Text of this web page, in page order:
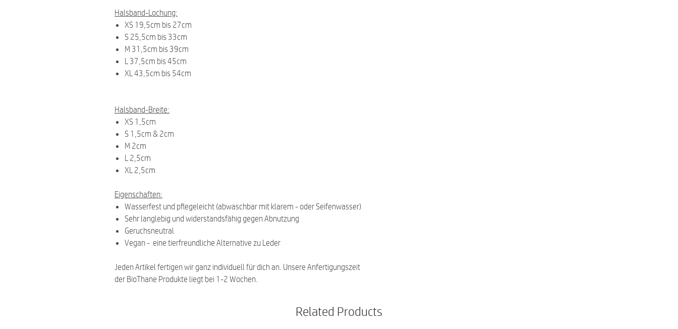
Halsband-Lochung:
XS 19,5cm bis 27cm
S 25,5cm bis 33cm
M 31,5cm bis 39cm
L 37,5cm bis 45cm
XL 43,5cm bis 54cm
Halsband-Breite:
XS 1,5cm
S 1,5cm & 2cm
M 2cm
L 2,5cm
XL 2,5cm
Eigenschaften:
Wasserfest und pflegeleicht (abwaschbar mit klarem - oder Seifenwasser)
Sehr langlebig und widerstandsfähig gegen Abnutzung
Geruchsneutral
Vegan - eine tierfreundliche Alternative zu Leder
Jeden Artikel fertigen wir ganz individuell für dich an. Unsere Anfertigungszeit
der BioThane Produkte liegt bei 1-2 Wochen.
Related Products